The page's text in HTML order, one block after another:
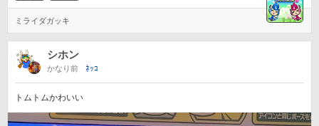
ミライダガッキ
シホン
かなり前 ﾈｯｺ
トムトムかわいい